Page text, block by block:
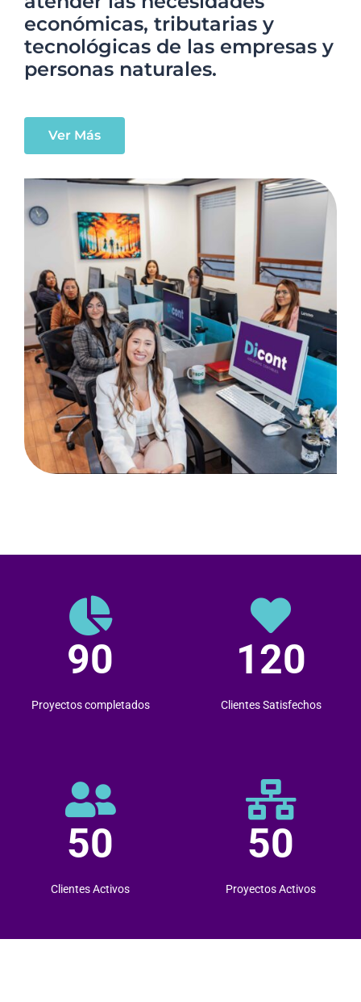
económicas, tributarias y
tecnológicas de las empresas y
personas naturales.
Ver Más
90
Proyectos completados
120
Clientes Satisfechos
50
Clientes Activos
50
Proyectos Activos